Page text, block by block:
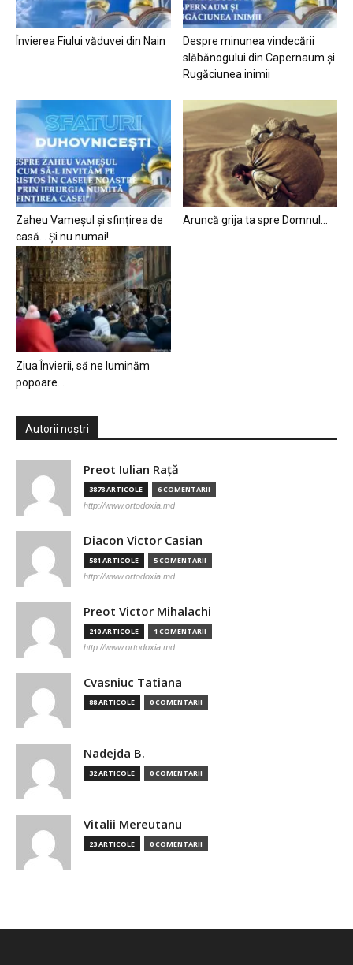
Învierea Fiului văduvei din Nain
Despre minunea vindecării
slăbănogului din Capernaum și
Rugăciunea inimii
Zaheu Vameșul și sfințirea de
casă… Și nu numai!
Aruncă grija ta spre Domnul…
Ziua Învierii, să ne luminăm
popoare…
Autorii noștri
Preot Iulian Raţă
3878 ARTICOLE 6 COMENTARII
http://www.ortodoxia.md
Diacon Victor Casian
581 ARTICOLE 5 COMENTARII
http://www.ortodoxia.md
Preot Victor Mihalachi
210 ARTICOLE 1 COMENTARII
http://www.ortodoxia.md
Cvasniuc Tatiana
88 ARTICOLE 0 COMENTARII
Nadejda B.
32 ARTICOLE 0 COMENTARII
Vitalii Mereutanu
23 ARTICOLE 0 COMENTARII